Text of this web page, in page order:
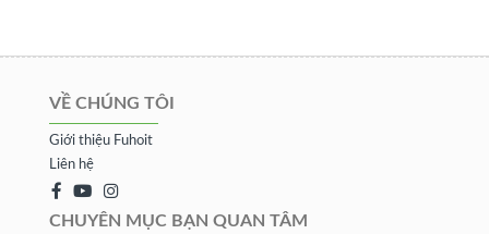
VỀ CHÚNG TÔI
Giới thiệu Fuhoit
Liên hệ
CHUYÊN MỤC BẠN QUAN TÂM